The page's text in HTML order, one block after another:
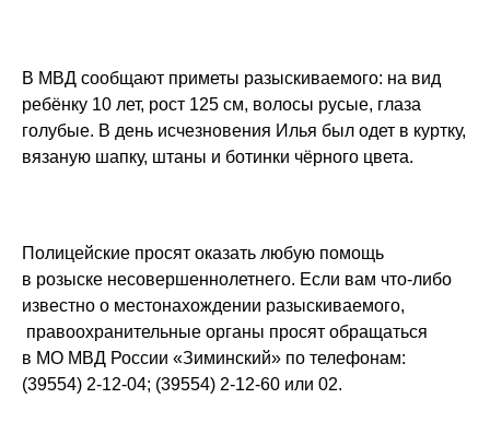
В МВД сообщают приметы разыскиваемого: на вид
ребёнку 10 лет, рост 125 см, волосы русые, глаза
голубые. В день исчезновения Илья был одет в куртку,
вязаную шапку, штаны и ботинки чёрного цвета.
Полицейские просят оказать любую помощь
в розыске несовершеннолетнего. Если вам что-либо
известно о местонахождении разыскиваемого,
правоохранительные органы просят обращаться
в МО МВД России «Зиминский» по телефонам:
(39554) 2-12-04; (39554) 2-12-60 или 02.